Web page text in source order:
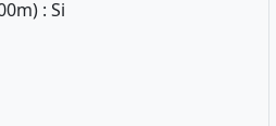
: Si